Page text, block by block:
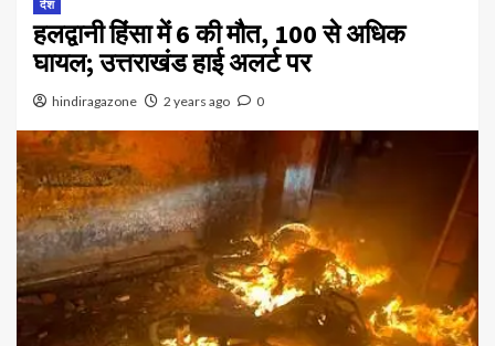
देश
हलद्वानी हिंसा में 6 की मौत, 100 से अधिक
घायल; उत्तराखंड हाई अलर्ट पर
hindiragazone 2 years ago 0